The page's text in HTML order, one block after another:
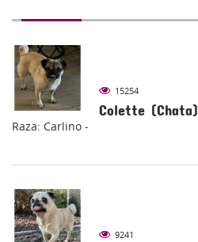
15254
Colette (Chata)
Raza: Carlino -
9241